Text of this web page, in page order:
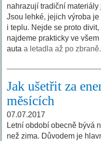
nahrazují tradiční
Jsou lehké, jejich výroba
i teplu. Nejde se proto
najdeme prakticky ve
autaa letadla až po zbraně.
Jak ušetřit za
měsících
07.07.2017
Letní období obecně bývá
než zima. Důvodem je